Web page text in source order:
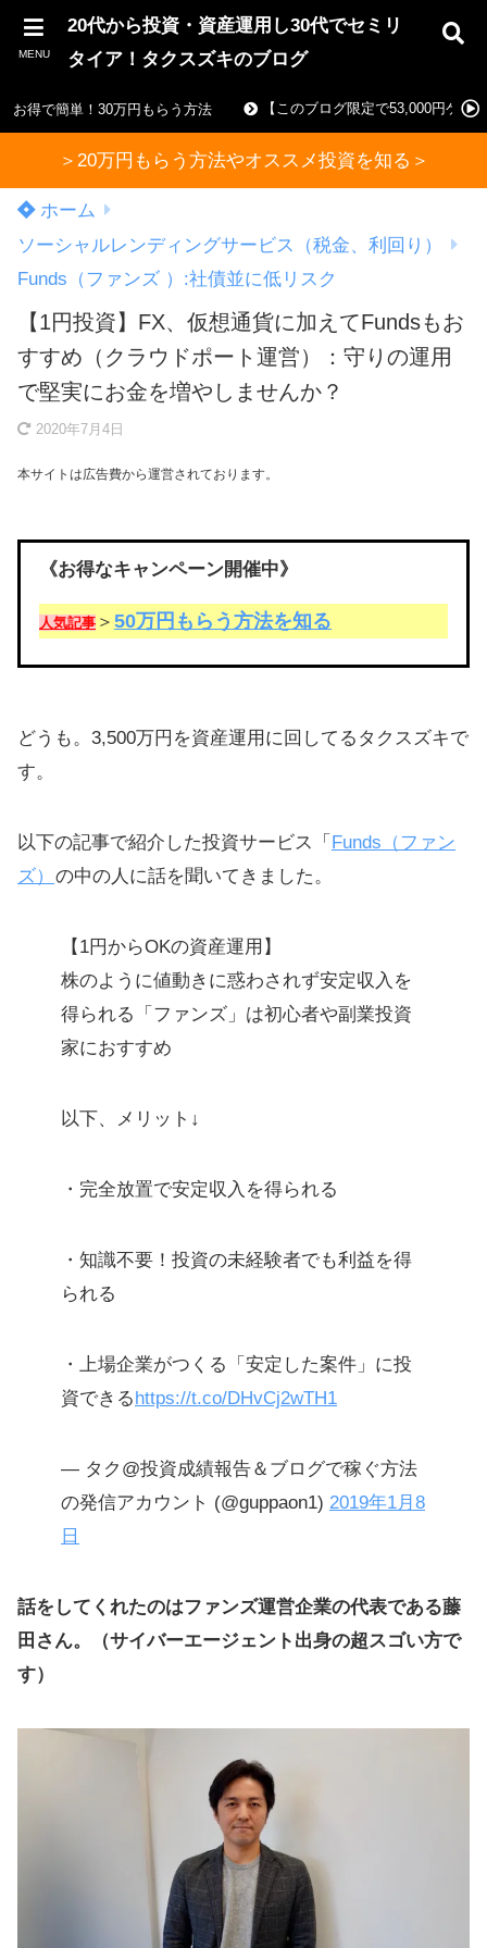
MENU
20代から投資・資産運用し30代でセミリ
タイア！タクスズキのブログ
お得で簡単！30万円もらう方法 【このブログ限定で53,000円ゲッ
＞20万円もらう方法やオススメ投資を知る＞
ホーム
ソーシャルレンディングサービス（税金、利回り）
Funds（ファンズ ）:社債並に低リスク
【1円投資】FX、仮想通貨に加えてFundsもお
すすめ（クラウドポート運営）：守りの運用
で堅実にお金を増やしませんか？
2020年7月4日
本サイトは広告費から運営されております。
《お得なキャンペーン開催中》
人気記事 ＞ 50万円もらう方法を知る
どうも。3,500万円を資産運用に回してるタクスズキで
す。
以下の記事で紹介した投資サービス「 Funds（ファン
ズ） の中の人に話を聞いてきました。
【1円からOKの資産運用】
株のように値動きに惑わされず安定収入を
得られる「ファンズ」は初心者や副業投資
家におすすめ
以下、メリット↓
・完全放置で安定収入を得られる
・知識不要！投資の未経験者でも利益を得
られる
・上場企業がつくる「安定した案件」に投
資できるhttps://t.co/DHvCj2wTH1
— タク@投資成績報告＆ブログで稼ぐ方法
の発信アカウント (@guppaon1) 2019年1月8
日
話をしてくれたのはファンズ運営企業の代表である藤
田さん。（サイバーエージェント出身の超スゴい方で
す）